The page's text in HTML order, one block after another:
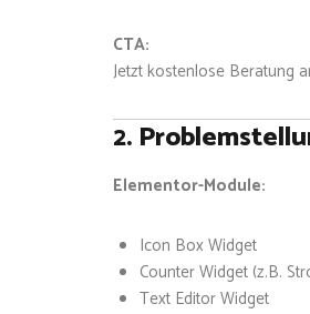
CTA:
Jetzt kostenlose Beratung
2.
Elementor-Module:
Icon Box Widget
Counter Widget (z.B.
Text Editor Widget